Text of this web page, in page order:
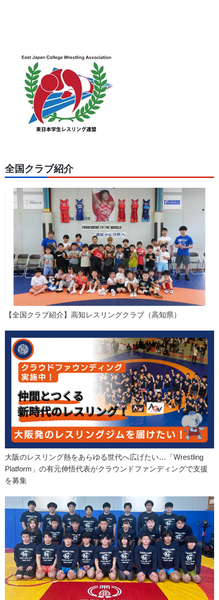
全国クラブ紹介
【全国クラブ紹介】高知レスリングクラブ（高知県）
大阪のレスリング熱をあらゆる世代へ広げたい…「Wrestling
Platform」の有元伸悟代表がクラウンドファンディングで支援
を募集